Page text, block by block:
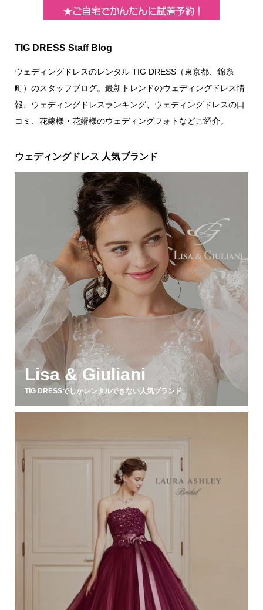
TIG DRESS Staff Blog
ウェディングドレスのレンタル TIG DRESS（東京都、錦糸
町）のスタッフブログ。最新トレンドのウェディングドレス情
報、ウェディングドレスランキング、ウェディングドレスの口
コミ、花嫁様・花婿様のウェディングフォトなどご紹介。
ウェディングドレス 人気ブランド
Lisa & Giuliani
TIG DRESSでしかレンタルできない人気ブランド